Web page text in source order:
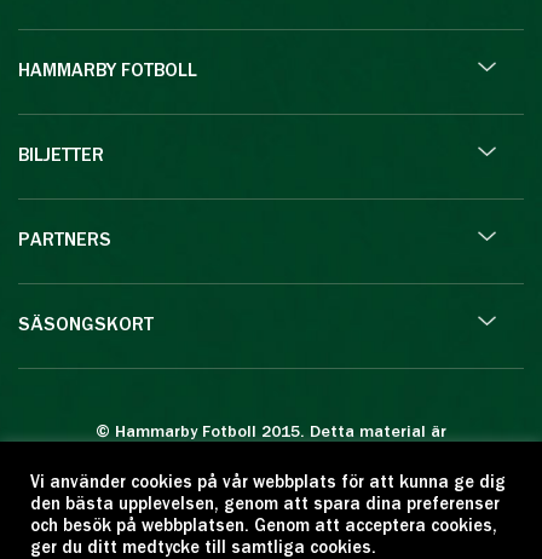
HAMMARBY FOTBOLL
BILJETTER
PARTNERS
SÄSONGSKORT
© Hammarby Fotboll 2015. Detta material är
Eftertryck eller annan kopiering är förbjuden.
Citera oss gärna men ange källan:
www.hammarbyfotboll.se. Ansvarig utgivare:
Vi använder cookies på vår webbplats för att kunna ge dig
den bästa upplevelsen, genom att spara dina preferenser
och besök på webbplatsen. Genom att acceptera cookies,
ger du ditt medtycke till samtliga cookies.